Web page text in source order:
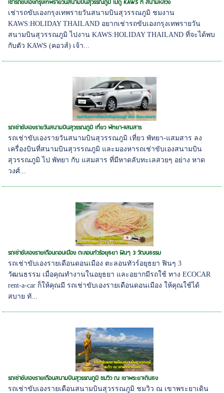
เช่ารถขับเองกรุงเทพรายวันสนามบินสุวรรณภูมิ ไปดู KAWS ที่ สนามหลวง
เช่ารถขับเองกรุงเทพรายวันสนามบินสุวรรณภูมิ ชมงาน
KAWS:HOLIDAY THAILAND อยากเช่ารถขับเองกรุงเทพรายวัน
สนามบินสุวรรณภูมิ ไปงาน KAWS:HOLIDAY THAILAND ที่จะได้พบ
กับตัว KAWS (คอวส์) เจ้า...
รถเช่าขับเองรายวันสนามบินสุวรรณภูมิ เที่ยว พัทยา-แสมสาร
รถเช่าขับเองรายวันสนามบินสุวรรณภูมิ เที่ยว พัทยา-แสมสาร ลง
เครื่องบินที่สนามบินสุวรรณภูมิ และมองหารถเช่าขับเองสนามบิน
สุวรรณภูมิ ไป พัทยา กับ แสมสาร ที่มีหาดลับทะเลสวยๆ อย่าง หาด
วงศ์...
รถเช่าขับเองรายเดือนดอนเมือง ตะลอนทัวร์อยุธยา ฟินๆ 3 วัฒนธรรม
รถเช่าขับเองรายเดือนดอนเมือง ตะลอนทัวร์อยุธยา ฟินๆ 3
วัฒนธรรม เมื่อคุณทำงานในอยุธยา และอยากมีรถใช้ ทาง ECOCAR
rent-a-car ก็ให้คุณมี รถเช่าขับเองรายเดือนดอนเมือง ให้คุณใช้ได้
สบาย ทั...
รถเช่าขับเองรายเดือนสนามบินสุวรรณภูมิ ชมวิว ณ เขาพระยาเดินธง
รถเช่าขับเองรายเดือนสนามบินสุวรรณภูมิ ชมวิว ณ เขาพระยาเดิน